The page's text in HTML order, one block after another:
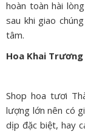
hoàn toàn hài
sau khi giao
tâm.
Hoa Khai
Shop hoa tươi
lượng lớn nên có
dịp đặc biệt, hay